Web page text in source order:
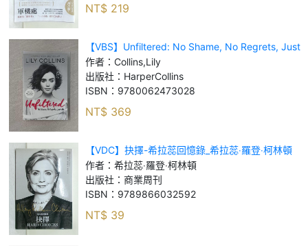
NT$ 219
【VBS】Unfiltered: No Shame, No Regrets, Just
Me._Collins, Lily
作者： Collins,Lily
出版社： HarperCollins
ISBN： 9780062473028
NT$ 369
【VDC】抉擇-希拉蕊回憶錄_希拉蕊‧羅登‧柯林頓
作者： 希拉蕊‧羅登‧柯林頓
出版社： 商業周刊
ISBN： 9789866032592
NT$ 39